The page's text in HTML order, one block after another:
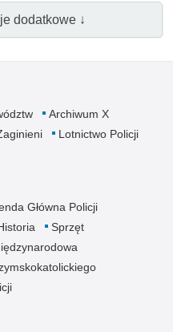
dodatkowe ↓
Archiwum X
Lotnictwo Policji
Główna Policji
Sprzęt